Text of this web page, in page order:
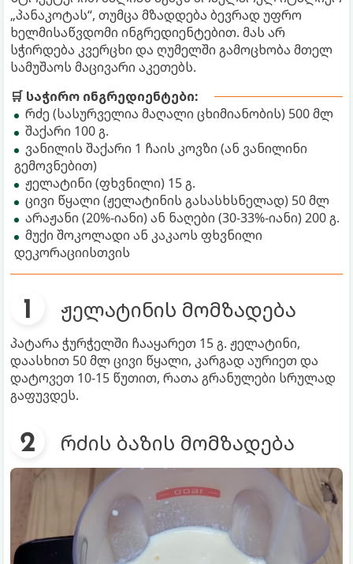
„პანაკოტას“, თუმცა მზადდება ბევრად უფრო
ხელმისაწვდომი ინგრედიენტებით. მას არ
სჭირდება კვერცხი და ღუმელში გამოცხობა მთელ
სამუშაოს მაცივარი აკეთებს.
🛒 საჭირო ინგრედიენტები:
რძე (სასურველია მაღალი ცხიმიანობის) 500 მლ
შაქარი 100 გ.
ვანილის შაქარი 1 ჩაის კოვზი (ან ვანილინი
გემოვნებით)
ჟელატინი (ფხვნილი) 15 გ.
ცივი წყალი (ჟელატინის გასასხსნელად) 50 მლ
არაჟანი (20%-იანი) ან ნაღები (30-33%-იანი) 200 გ.
მუქი შოკოლადი ან კაკაოს ფხვნილი
დეკორაციისთვის
ჟელატინის მომზადება
პატარა ჭურჭელში ჩააყარეთ 15 გ. ჟელატინი,
დაასხით 50 მლ ცივი წყალი, კარგად აურიეთ და
დატოვეთ 10-15 წუთით, რათა გრანულები სრულად
გაფუვდეს.
რძის ბაზის მომზადება